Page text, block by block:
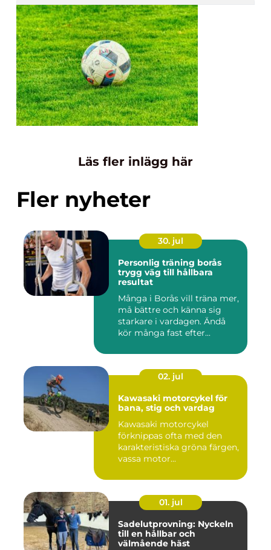
Läs fler inlägg här
Fler nyheter
30. jul
Personlig träning borås
trygg väg till hållbara
resultat
Många i Borås vill träna mer,
må bättre och känna sig
starkare i vardagen. Ändå
kör många fast efter...
02. jul
Kawasaki motorcykel för
bana, stig och vardag
Kawasaki motorcykel
förknippas ofta med den
karakteristiska gröna färgen,
vassa motor...
01. jul
Sadelutprovning: Nyckeln
till en hållbar och
välmående häst